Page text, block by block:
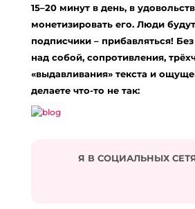
15–20 минут в день, в
монетизировать его. Люди будут
подписчики – прибавляться!
над собой, сопротивления,
«выдавливания» текста и
делаете что-то не так:
Я В СОЦИАЛЬНЫХ